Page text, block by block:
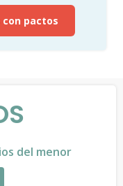
pactos
del menor